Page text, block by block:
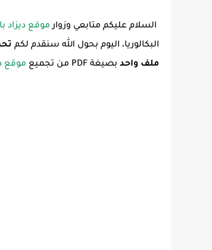
السلام عليكم متابعي وزوارموقع ديزاد
البكالوريا، اليوم بحول الله سنقدم لكم
ملف واحد بصيغة PDF من تجميع موقع